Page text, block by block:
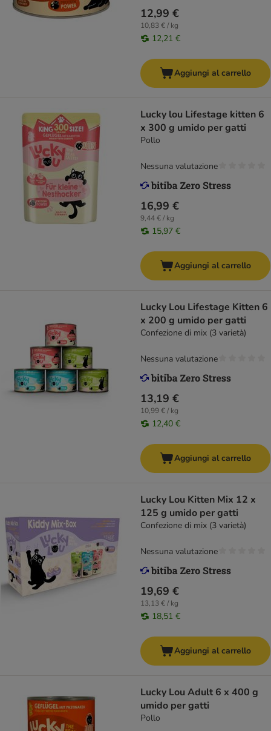
12,99 €
10,83 € / kg
12,21 €
Aggiungi al carrello
Lucky lou Lifestage kitten 6
x 300 g umido per gatti
Pollo
16,99 €
9,44 € / kg
15,97 €
Nessuna valutazione
Aggiungi al carrello
Lucky Lou Lifestage Kitten 6
x 200 g umido per gatti
Confezione di mix (3 varietà)
13,19 €
10,99 € / kg
12,40 €
Nessuna valutazione
Aggiungi al carrello
Lucky Lou Kitten Mix 12 x
125 g umido per gatti
Confezione di mix (3 varietà)
19,69 €
13,13 € / kg
18,51 €
Nessuna valutazione
Aggiungi al carrello
Lucky Lou Adult 6 x 400 g
umido per gatti
Pollo